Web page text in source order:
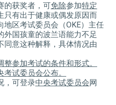
的获奖者，可免除参加特定
只有出于健康或偶发原因而
地区考试委员会（OKE）主任
外国孩童的波兰语能力不足
同意这种解释，具体情况由
参加考试的条件和形式。
试委员会公布。
，可登录中央考试委员会网